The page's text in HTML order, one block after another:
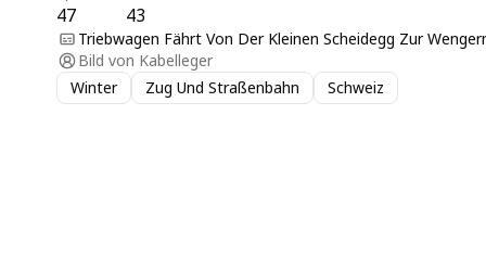
47 43
Triebwagen Fährt Von Der Kleinen Scheidegg Zur
Bild von Kabelleger
Winter
Zug Und Straßenbahn Schweiz